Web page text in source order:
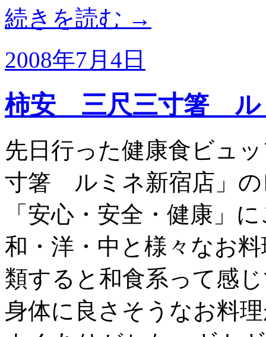
続きを読む →
2008年7月4日
柿安 三尺三寸箸 ル
先日行った健康食ビュ
寸箸 ルミネ新宿店」
「安心・安全・健康」
和・洋・中と様々なお
類すると和食系って感
身体に良さそうなお料